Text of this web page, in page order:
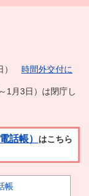
） 時間外交付に
1月3日）は閉庁し
話帳） はこちら
帳